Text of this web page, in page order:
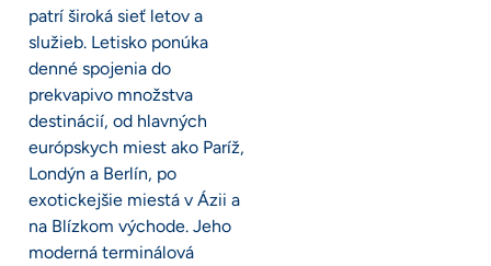
patrí široká sieť letov a
služieb. Letisko ponúka
denné spojenia do
prekvapivo množstva
destinácií, od hlavných
európskych miest ako Paríž,
Londýn a Berlín, po
exotickejšie miestá v Ázii a
na Blízkom východe. Jeho
moderná terminálová